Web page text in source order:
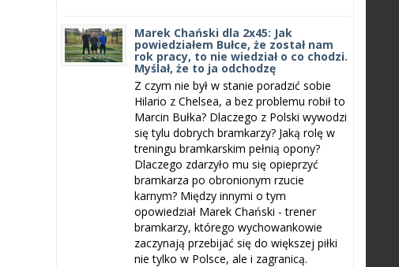
Marek Chański dla 2x45: Jak
powiedziałem Bułce, że został nam
rok pracy, to nie wiedział o co chodzi.
Myślał, że to ja odchodzę
Z czym nie był w stanie poradzić sobie
Hilario z Chelsea, a bez problemu robił to
Marcin Bułka? Dlaczego z Polski wywodzi
się tylu dobrych bramkarzy? Jaką rolę w
treningu bramkarskim pełnią opony?
Dlaczego zdarzyło mu się opieprzyć
bramkarza po obronionym rzucie
karnym? Między innymi o tym
opowiedział Marek Chański - trener
bramkarzy, którego wychowankowie
zaczynają przebijać się do większej piłki
nie tylko w Polsce, ale i zagranicą.